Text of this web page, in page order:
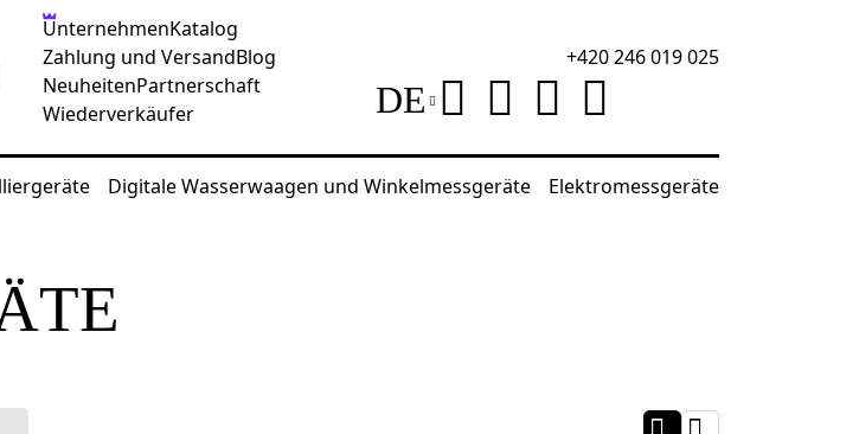
UnternehmenKatalog
Zahlung und VersandBlog
NeuheitenPartnerschaft
Wiederverkäufer
+420 246 019 025
DE
Digitale Wasserwaagen und Winkelmessgeräte
Elektromessgeräte